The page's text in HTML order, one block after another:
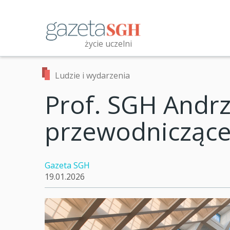
życie uczelni
Przeszukaj witrynę
Ludzie i wydarzenia
Prof. SGH
Gazeta SGH
19.01.2026